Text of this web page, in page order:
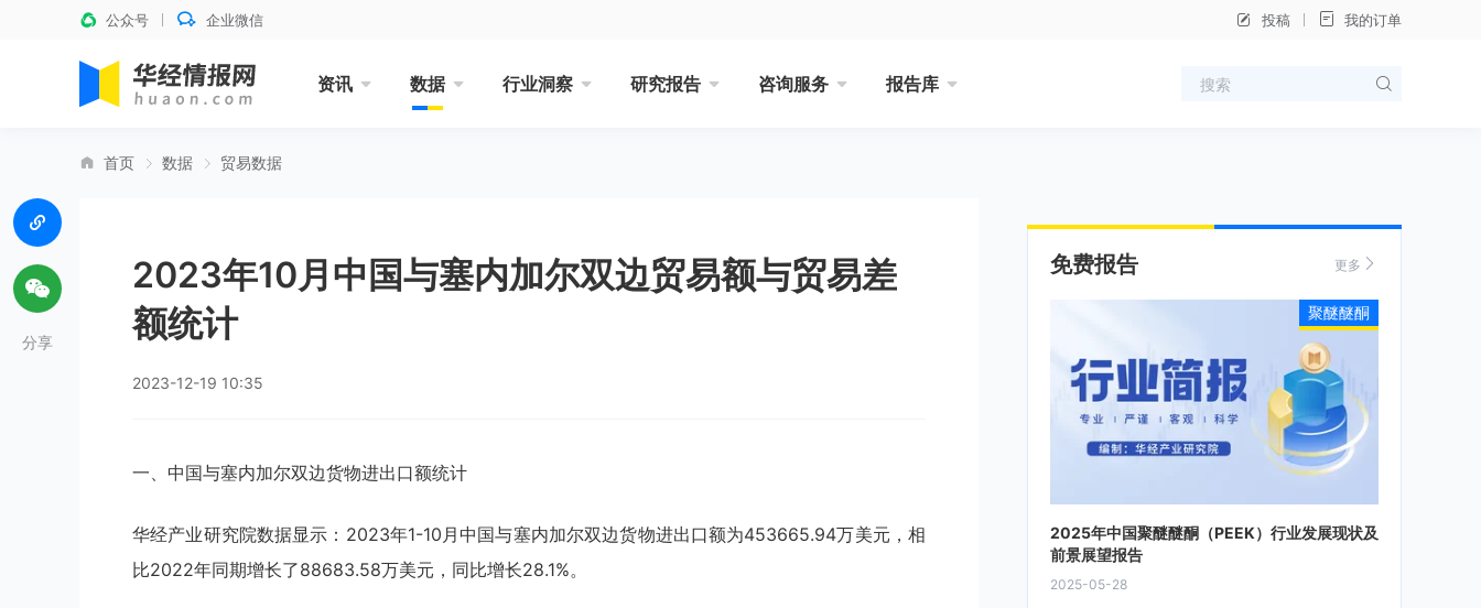
公众号 企业微信 投稿 我的订单
资讯 数据 行业洞察 研究报告 咨询服务 报告库
首页 数据 贸易数据
2023年10月中国与塞内加尔双边贸易额与贸易差
额统计
2023-12-19 10:35
一、中国与塞内加尔双边货物进出口额统计
华经产业研究院数据显示：2023年1-10月中国与塞内加尔双边货物进出口额为453665.94万美元，相
比2022年同期增长了88683.58万美元，同比增长28.1%。
分享
免费报告 更多
2025年中国聚醚醚酮（PEEK）行业发展现状及
前景展望报告
2025-05-28
聚醚醚酮